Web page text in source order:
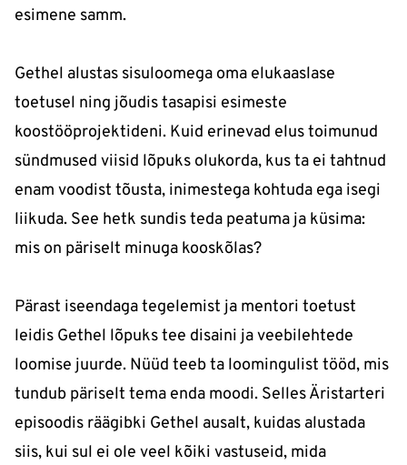
esimene samm.
Gethel alustas sisuloomega oma elukaaslase
toetusel ning jõudis tasapisi esimeste
koostööprojektideni. Kuid erinevad elus toimunud
sündmused viisid lõpuks olukorda, kus ta ei tahtnud
enam voodist tõusta, inimestega kohtuda ega isegi
liikuda. See hetk sundis teda peatuma ja küsima:
mis on päriselt minuga kooskõlas?
Pärast iseendaga tegelemist ja mentori toetust
leidis Gethel lõpuks tee disaini ja veebilehtede
loomise juurde. Nüüd teeb ta loomingulist tööd, mis
tundub päriselt tema enda moodi. Selles Äristarteri
episoodis räägibki Gethel ausalt, kuidas alustada
siis, kui sul ei ole veel kõiki vastuseid, mida